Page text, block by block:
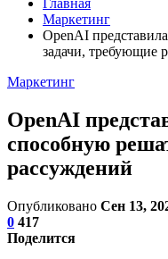
Главная
Маркетинг
OpenAI
задачи, требующие
Маркетинг
OpenAI
способную
рассуждений
Опубликовано Сен 13,
0 417
Поделится